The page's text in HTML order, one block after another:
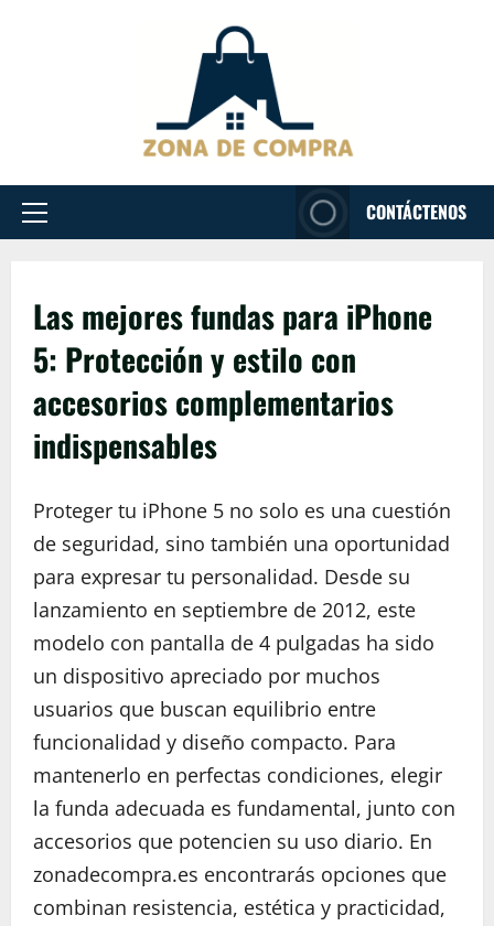
Menu
CONTÁCTENOS
Las mejores fundas para iPhone
5: Protección y estilo con
accesorios complementarios
indispensables
Proteger tu iPhone 5 no solo es una cuestión
de seguridad, sino también una oportunidad
para expresar tu personalidad. Desde su
lanzamiento en septiembre de 2012, este
modelo con pantalla de 4 pulgadas ha sido
un dispositivo apreciado por muchos
usuarios que buscan equilibrio entre
funcionalidad y diseño compacto. Para
mantenerlo en perfectas condiciones, elegir
la funda adecuada es fundamental, junto con
accesorios que potencien su uso diario. En
zonadecompra.es encontrarás opciones que
combinan resistencia, estética y practicidad,